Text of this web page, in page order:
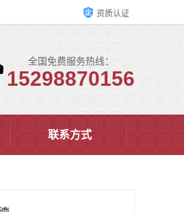
资质认证
全国免费服务热线：
15298870156
联系方式